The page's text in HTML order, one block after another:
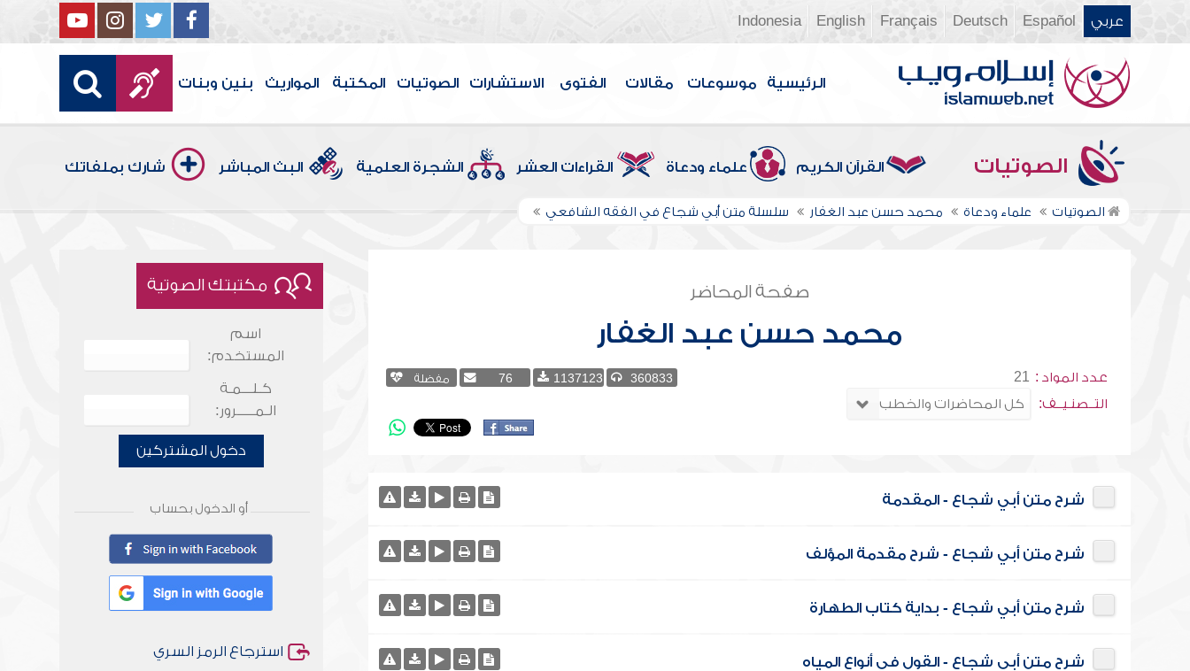
عربي Español
Deutsch
Français
English
Indonesia
الرئيسية موسوعات مقالات الفتوى الاستشارات الصوتيات المكتبة المواريث بنين وبنات
الصوتيات القرآن الكريم علماء ودعاة القراءات العشر الشجرة العلمية البث المباشر شارك بملفاتك
الصوتيات علماء ودعاة محمد حسن عبد الغفار سلسلة متن أبي شجاع في الفقه الشافعي
صفحة المحاضر
محمد حسن عبد الغفار
عدد المواد : 21
التــصنـيــف:
360833
1137123
76 مفضلة
شرح متن أبي شجاع - المقدمة
شرح متن أبي شجاع - شرح مقدمة المؤلف
شرح متن أبي شجاع - بداية كتاب الطهارة
شرح متن أبي شجاع - القول في أنواع المياه
مكتبتك الصوتية
اسم
المستخدم:
كـلـــمـة
الـمـــــرور:
دخول المشتركين
أو الدخول بحساب
استرجاع الرمز السري